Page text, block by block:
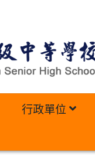
行政單位